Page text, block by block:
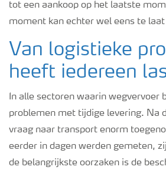
tot een aankoop op het laatste
moment kan echter wel eens te laat
Van logistieke
heeft iedereen
In alle sectoren waarin wegvervoer
problemen met tijdige levering. Na
vraag naar transport enorm
eerder in dagen werden gemeten,
de belangrijkste oorzaken is de